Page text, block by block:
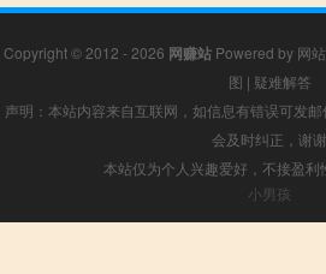
Copyright © 2012 - 2026 网赚站 Powered by 网
图 | 疑难解答
声明：本站内容来自互联网，如信息有错误可发
会及时纠正，谢谢
本站仅为个人兴趣爱好，不接盈利
小男孩